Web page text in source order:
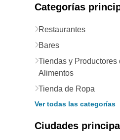
Categorías
Restaurantes
Bares
Tiendas y Productores
Alimentos
Tienda de Ropa
Ver todas las categorías
Ciudades